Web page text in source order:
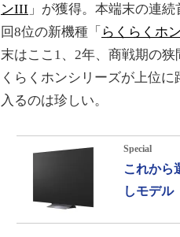
ンIII 」が獲得。本端末の連
回8位の新機種「 らくらくホ
末はここ1、2年、商戦期の
くらくホンシリーズが上位
入るのは珍しい。
Special
これから
しモデル